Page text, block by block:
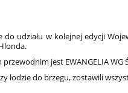
do udziału w kolejnej edycji
jest EWANGELIA WG
łodzie do brzegu, zostawili